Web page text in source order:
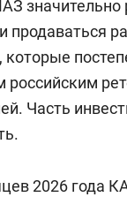
продаваться
которые
российским
Часть
2026 года